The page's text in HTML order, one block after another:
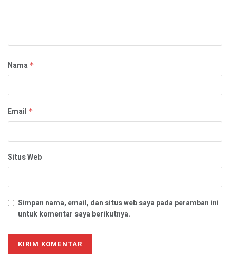
Nama *
Email *
Situs Web
Simpan nama, email, dan situs web saya pada peramban ini
untuk komentar saya berikutnya.